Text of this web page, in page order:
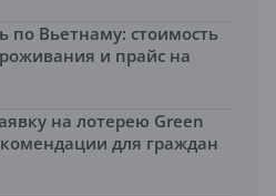
по Вьетнаму: стоимость
и прайс на
на лотерею Green
для граждан